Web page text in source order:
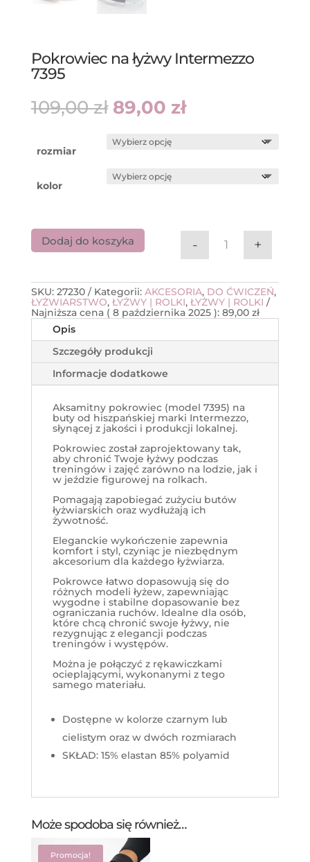
Pokrowiec na łyżwy Intermezzo
7395
109,00zł Pierwotna
cena
109,00 zł.
89,00 złAktualna
cena
rozmiar
kolor
ilość Pokrowiec
- +
Dodaj do koszyka
SKU: 27230 Kategorii: AKCESORIA, DO ĆWICZEŃ,
ŁYŻWIARSTWO, ŁYŻWY | ROLKI, ŁYŻWY | ROLKI
Najniższa cena ( 8 października 2025): 89,00 zł
Opis
Szczegóły produkcji
Informacje dodatkowe
Aksamitny pokrowiec (model 7395) na
buty od hiszpańskiej marki Intermezzo,
słynącej z jakości i produkcji lokalnej.
Pokrowiec został zaprojektowany tak,
aby chronić Twoje łyżwy podczas
treningów i zajęć zarówno na lodzie, jak i
w jeździe figurowej na rolkach.
Pomagają zapobiegać zużyciu butów
łyżwiarskich oraz wydłużają ich
żywotność.
Eleganckie wykończenie zapewnia
komfort i styl, czyniąc je niezbędnym
akcesorium dla każdego łyżwiarza.
Pokrowce łatwo dopasowują się do
różnych modeli łyżew, zapewniając
wygodne i stabilne dopasowanie bez
ograniczania ruchów. Idealne dla osób,
które chcą chronić swoje łyżwy, nie
rezygnując z elegancji podczas
treningów i występów.
Można je połączyć z rękawiczkami
ocieplającymi, wykonanymi z tego
samego materiału.
Dostępne w kolorze czarnym lub
cielistym oraz w dwóch rozmiarach
SKŁAD: 15% elastan 85% polyamid
Może spodoba się również…
Promocja!